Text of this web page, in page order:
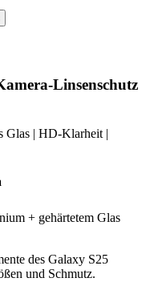
Linsenschutz
Glas | HD-Klarheit |
+ gehärtetem Glas
des Galaxy S25
und Schmutz.